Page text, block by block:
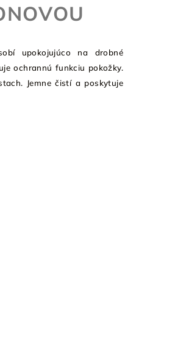
upokojujúco na drobné
ochrannú funkciu pokožky.
Jemne čistí a poskytuje